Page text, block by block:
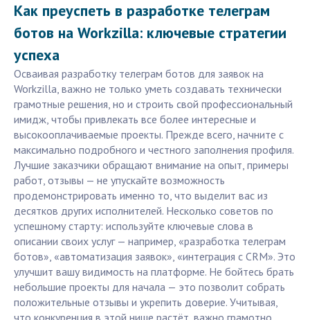
Как преуспеть в разработке телеграм
ботов на Workzilla: ключевые стратегии
успеха
Осваивая разработку телеграм ботов для заявок на
Workzilla, важно не только уметь создавать технически
грамотные решения, но и строить свой профессиональный
имидж, чтобы привлекать все более интересные и
высокооплачиваемые проекты. Прежде всего, начните с
максимально подробного и честного заполнения профиля.
Лучшие заказчики обращают внимание на опыт, примеры
работ, отзывы — не упускайте возможность
продемонстрировать именно то, что выделит вас из
десятков других исполнителей. Несколько советов по
успешному старту: используйте ключевые слова в
описании своих услуг — например, «разработка телеграм
ботов», «автоматизация заявок», «интеграция с CRM». Это
улучшит вашу видимость на платформе. Не бойтесь брать
небольшие проекты для начала — это позволит собрать
положительные отзывы и укрепить доверие. Учитывая,